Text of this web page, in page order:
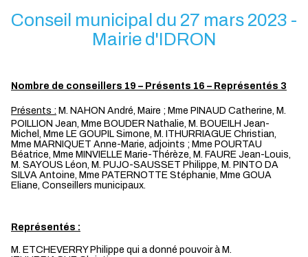
Conseil municipal du 27 mars 2023 -
Mairie d'IDRON
Nombre de conseillers 19 – Présents 16 – Représentés 3
Présents : M. NAHON André, Maire ; Mme PINAUD Catherine, M.
POILLION Jean, Mme BOUDER Nathalie, M. BOUEILH Jean-
Michel, Mme LE GOUPIL Simone, M. ITHURRIAGUE Christian,
Mme MARNIQUET Anne-Marie, adjoints ; Mme POURTAU
Béatrice, Mme MINVIELLE Marie-Thérèze, M. FAURE Jean-Louis,
M. SAYOUS Léon, M. PUJO-SAUSSET Philippe, M. PINTO DA
SILVA Antoine, Mme PATERNOTTE Stéphanie, Mme GOUA
Eliane, Conseillers municipaux.
Représentés :
M. ETCHEVERRY Philippe qui a donné pouvoir à M.